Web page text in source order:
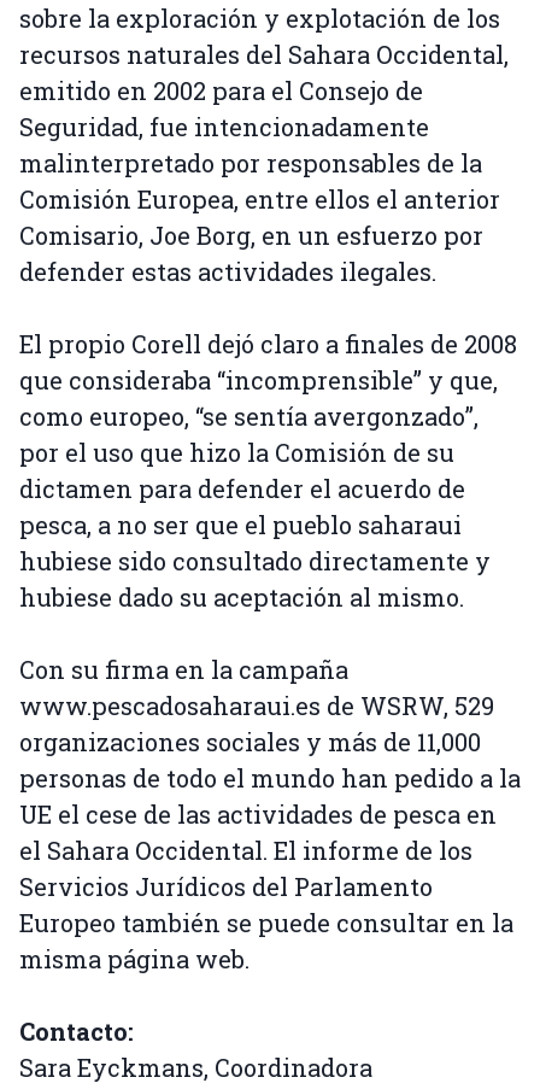
sobre la exploración y explotación de los
recursos naturales del Sahara Occidental,
emitido en 2002 para el Consejo de
Seguridad, fue intencionadamente
malinterpretado por responsables de la
Comisión Europea, entre ellos el anterior
Comisario, Joe Borg, en un esfuerzo por
defender estas actividades ilegales.
El propio Corell dejó claro a finales de 2008
que consideraba “incomprensible” y que,
como europeo, “se sentía avergonzado”,
por el uso que hizo la Comisión de su
dictamen para defender el acuerdo de
pesca, a no ser que el pueblo saharaui
hubiese sido consultado directamente y
hubiese dado su aceptación al mismo.
Con su firma en la campaña
www.pescadosaharaui.es de WSRW, 529
organizaciones sociales y más de 11,000
personas de todo el mundo han pedido a la
UE el cese de las actividades de pesca en
el Sahara Occidental. El informe de los
Servicios Jurídicos del Parlamento
Europeo también se puede consultar en la
misma página web.
Contacto:
Sara Eyckmans, Coordinadora